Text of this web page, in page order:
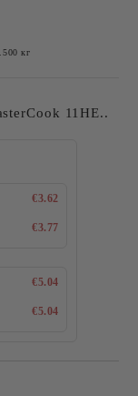
кг
11HE..
€3.62
€3.77
€5.04
€5.04